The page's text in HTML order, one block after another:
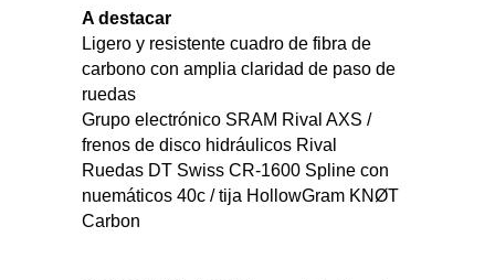
A destacar
Ligero y resistente cuadro de fibra de
carbono con amplia claridad de paso de
ruedas
Grupo electrónico SRAM Rival AXS /
frenos de disco hidráulicos Rival
Ruedas DT Swiss CR-1600 Spline con
nuemáticos 40c / tija HollowGram KNØT
Carbon